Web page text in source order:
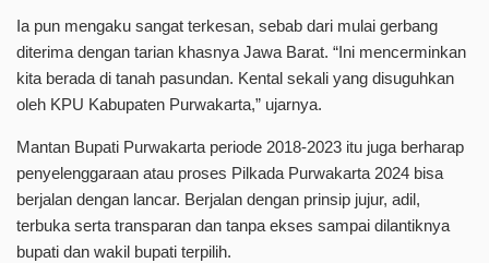
Ia pun mengaku sangat terkesan, sebab dari mulai gerbang
diterima dengan tarian khasnya Jawa Barat. “Ini mencerminkan
kita berada di tanah pasundan. Kental sekali yang disuguhkan
oleh KPU Kabupaten Purwakarta,” ujarnya.
Mantan Bupati Purwakarta periode 2018-2023 itu juga berharap
penyelenggaraan atau proses Pilkada Purwakarta 2024 bisa
berjalan dengan lancar. Berjalan dengan prinsip jujur, adil,
terbuka serta transparan dan tanpa ekses sampai dilantiknya
bupati dan wakil bupati terpilih.